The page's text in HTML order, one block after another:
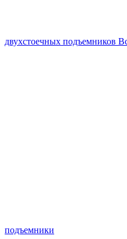
двухстоечных подъемников
подъемники